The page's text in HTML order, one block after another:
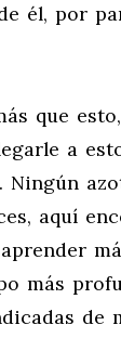
él, por
que
a
Ningún
aquí
más
de